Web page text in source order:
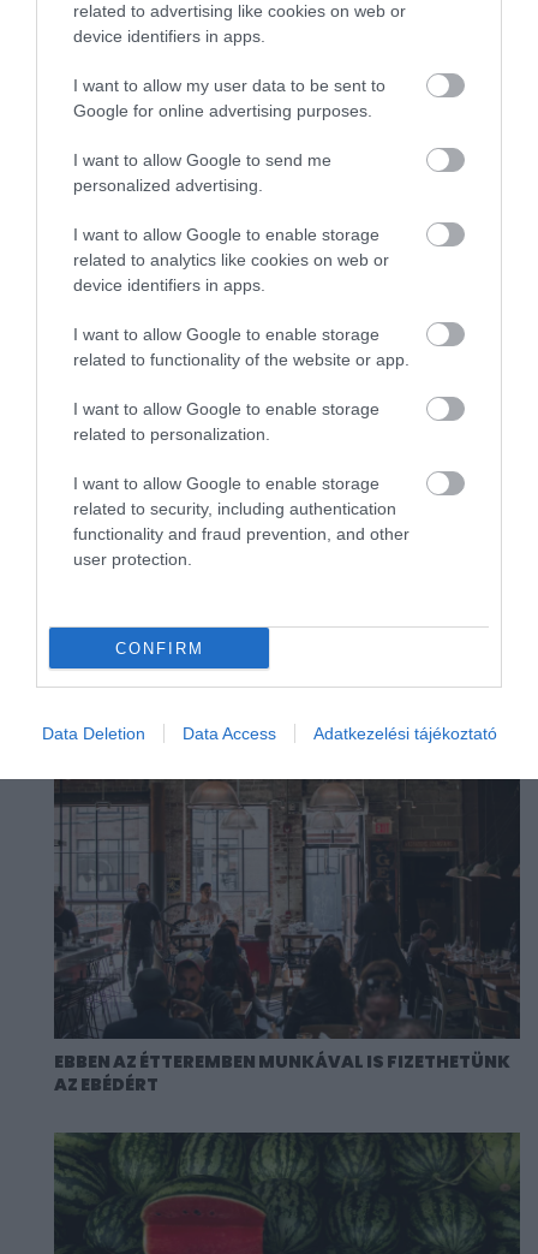
related to advertising like cookies on web or
device identifiers in apps.
I want to allow my user data to be sent to
Google for online advertising purposes.
I want to allow Google to send me
personalized advertising.
I want to allow Google to enable storage
related to analytics like cookies on web or
device identifiers in apps.
I want to allow Google to enable storage
related to functionality of the website or app.
I want to allow Google to enable storage
related to personalization.
I want to allow Google to enable storage
related to security, including authentication
functionality and fraud prevention, and other
user protection.
CONFIRM
Data Deletion Data Access Adatkezelési tájékoztató
KULCSSZAVAK
#banán #fagyasztottbanán
albánia
alkohol alkoholmentes
állatieredetűétel
alma
alufólia
amerika
amerikaiegyesültállamok
ázsia bab
bécs
boldogság
bor borászat
címkék
citrom citrusfélék coca-cola
csalán
csepegtetés
csokoládé
cukor
– mondtaBen Van Leeuwen
LEGNÉPSZERŰBB
EBBEN AZ ÉTTEREMBEN MUNKÁVAL IS FIZETHETÜNK
AZ EBÉDÉRT